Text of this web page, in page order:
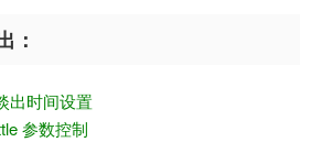
：
出时间设置
参数控制